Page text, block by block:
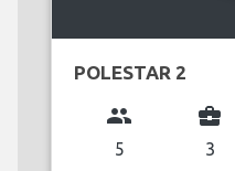
POLESTAR 2
group
5
business_center
3